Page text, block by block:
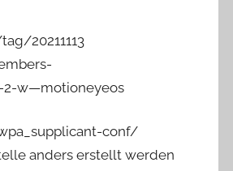
20211113
w—motioneyeos
conf/
anders erstellt werden